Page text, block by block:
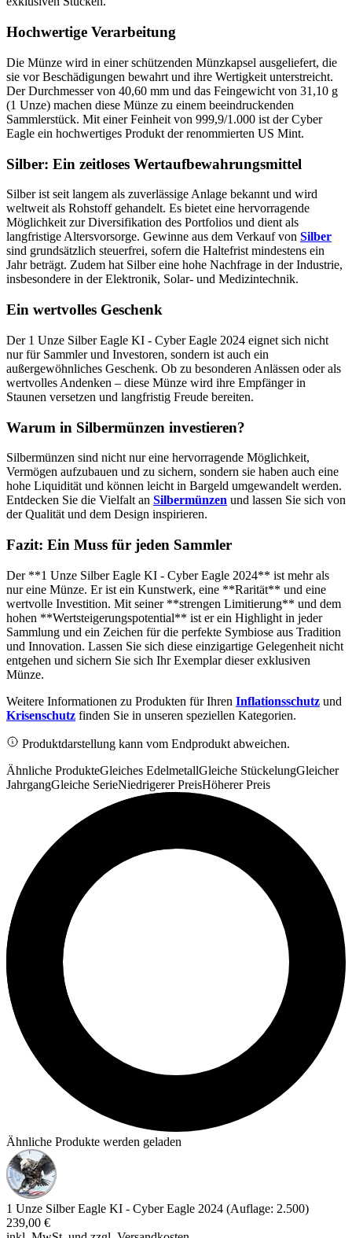
Hochwertige Verarbeitung
Die Münze wird in einer schützenden Münzkapsel ausgeliefert, die
sie vor Beschädigungen bewahrt und ihre Wertigkeit unterstreicht.
Der Durchmesser von 40,60 mm und das Feingewicht von 31,10 g
(1 Unze) machen diese Münze zu einem beeindruckenden
Sammlerstück. Mit einer Feinheit von 999,9/1.000 ist der Cyber
Eagle ein hochwertiges Produkt der renommierten US Mint.
Silber: Ein zeitloses Wertaufbewahrungsmittel
Silber ist seit langem als zuverlässige Anlage bekannt und wird
weltweit als Rohstoff gehandelt. Es bietet eine hervorragende
Möglichkeit zur Diversifikation des Portfolios und dient als
langfristige Altersvorsorge. Gewinne aus dem Verkauf von Silber
sind grundsätzlich steuerfrei, sofern die Haltefrist mindestens ein
Jahr beträgt. Zudem hat Silber eine hohe Nachfrage in der Industrie,
insbesondere in der Elektronik, Solar- und Medizintechnik.
Ein wertvolles Geschenk
Der 1 Unze Silber Eagle KI - Cyber Eagle 2024 eignet sich nicht
nur für Sammler und Investoren, sondern ist auch ein
außergewöhnliches Geschenk. Ob zu besonderen Anlässen oder als
wertvolles Andenken – diese Münze wird ihre Empfänger in
Staunen versetzen und langfristig Freude bereiten.
Warum in Silbermünzen investieren?
Silbermünzen sind nicht nur eine hervorragende Möglichkeit,
Vermögen aufzubauen und zu sichern, sondern sie haben auch eine
hohe Liquidität und können leicht in Bargeld umgewandelt werden.
Entdecken Sie die Vielfalt an Silbermünzen und lassen Sie sich von
der Qualität und dem Design inspirieren.
Fazit: Ein Muss für jeden Sammler
Der **1 Unze Silber Eagle KI - Cyber Eagle 2024** ist mehr als
nur eine Münze. Er ist ein Kunstwerk, eine **Rarität** und eine
wertvolle Investition. Mit seiner **strengen Limitierung** und dem
hohen **Wertsteigerungspotential** ist er ein Highlight in jeder
Sammlung und ein Zeichen für die perfekte Symbiose aus Tradition
und Innovation. Lassen Sie sich diese einzigartige Gelegenheit nicht
entgehen und sichern Sie sich Ihr Exemplar dieser exklusiven
Münze.
Weitere Informationen zu Produkten für Ihren Inflationsschutz und
Krisenschutz finden Sie in unseren speziellen Kategorien.
Produktdarstellung kann vom Endprodukt abweichen.
Ähnliche ProdukteGleiches EdelmetallGleiche StückelungGleicher
JahrgangGleiche SerieNiedrigerer PreisHöherer Preis
Ähnliche Produkte werden geladen
1 Unze Silber Eagle KI - Cyber Eagle 2024 (Auflage: 2.500)
239,00 €